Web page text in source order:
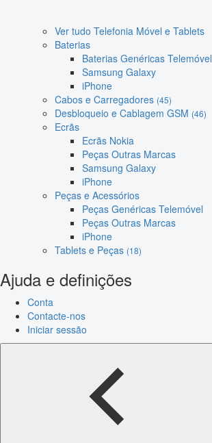
Ver tudo Telefonia Móvel e Tablets
Baterias
Baterias Genéricas Telemóvel
Samsung Galaxy
iPhone
Cabos e Carregadores (45)
Desbloqueio e Cablagem GSM (46)
Ecrãs
Ecrãs Nokia
Peças Outras Marcas
Samsung Galaxy
iPhone
Peças e Acessórios
Peças Genéricas Telemóvel
Peças Outras Marcas
iPhone
Tablets e Peças (18)
Ajuda e definições
Conta
Contacte-nos
Iniciar sessão